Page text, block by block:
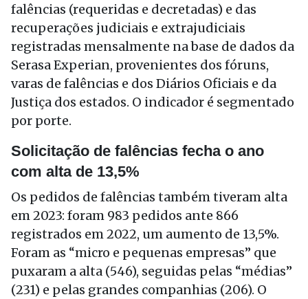
falências (requeridas e decretadas) e das
recuperações judiciais e extrajudiciais
registradas mensalmente na base de dados da
Serasa Experian, provenientes dos fóruns,
varas de falências e dos Diários Oficiais e da
Justiça dos estados. O indicador é segmentado
por porte.
Solicitação de falências fecha o ano
com alta de 13,5%
Os pedidos de falências também tiveram alta
em 2023: foram 983 pedidos ante 866
registrados em 2022, um aumento de 13,5%.
Foram as “micro e pequenas empresas” que
puxaram a alta (546), seguidas pelas “médias”
(231) e pelas grandes companhias (206). O